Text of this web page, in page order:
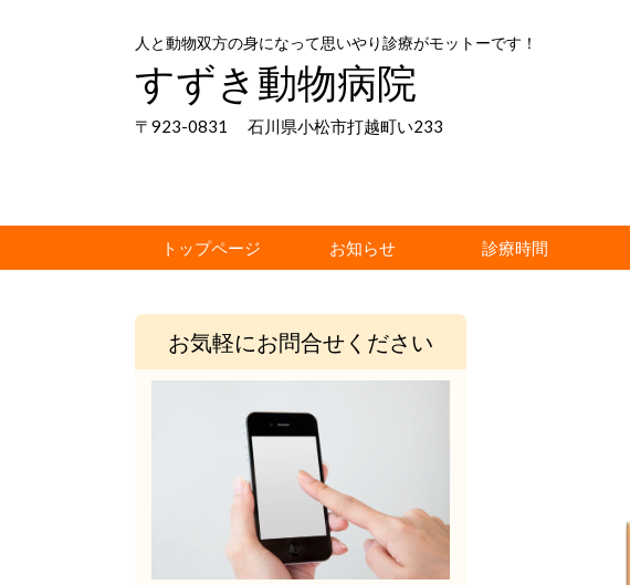
人と動物双方の身になって思いやり診療がモットーです！
すずき動物病院
〒923-0831 石川県小松市打越町い233
トップページ お知らせ 診療時間
お気軽にお問合せください